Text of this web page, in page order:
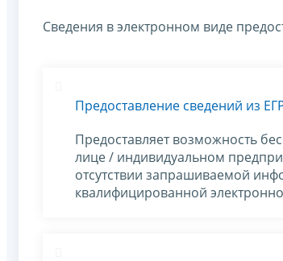
Сведения в электронном виде
Предоставление сведений из
Предоставляет возможность
лице / индивидуальном
отсутствии запрашиваемой
квалифицированной